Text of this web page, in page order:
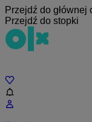
Przejdź do głównej
Przejdź do stopki